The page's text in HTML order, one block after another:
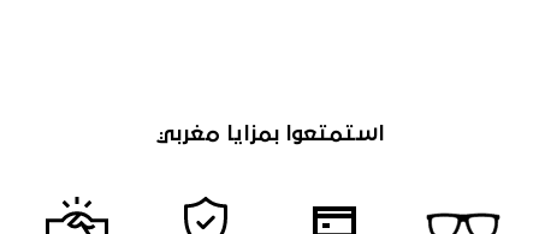
استمتعوا بمزايا مغربي